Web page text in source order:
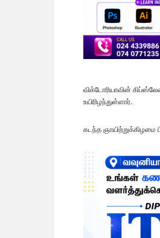
விக்டோரியாவின்
உயிரிழந்துள்ளார்.
கடந்த